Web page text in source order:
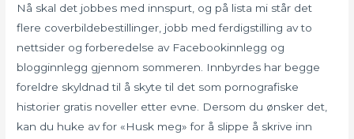
Nå skal det jobbes med innspurt, og på lista mi står det
flere coverbildebestillinger, jobb med ferdigstilling av to
nettsider og forberedelse av Facebookinnlegg og
blogginnlegg gjennom sommeren. Innbyrdes har begge
foreldre skyldnad til å skyte til det som pornografiske
historier gratis noveller etter evne. Dersom du ønsker det,
kan du huke av for «Husk meg» for å slippe å skrive inn